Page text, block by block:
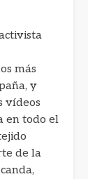
más
y
vídeos
en todo el
de la